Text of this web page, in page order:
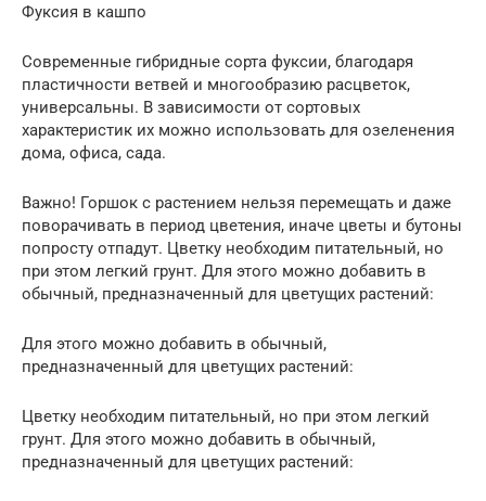
Фуксия в кашпо
Современные гибридные сорта фуксии, благодаря
пластичности ветвей и многообразию расцветок,
универсальны. В зависимости от сортовых
характеристик их можно использовать для озеленения
дома, офиса, сада.
Важно! Горшок с растением нельзя перемещать и даже
поворачивать в период цветения, иначе цветы и бутоны
попросту отпадут. Цветку необходим питательный, но
при этом легкий грунт. Для этого можно добавить в
обычный, предназначенный для цветущих растений:
Для этого можно добавить в обычный,
предназначенный для цветущих растений:
Цветку необходим питательный, но при этом легкий
грунт. Для этого можно добавить в обычный,
предназначенный для цветущих растений: